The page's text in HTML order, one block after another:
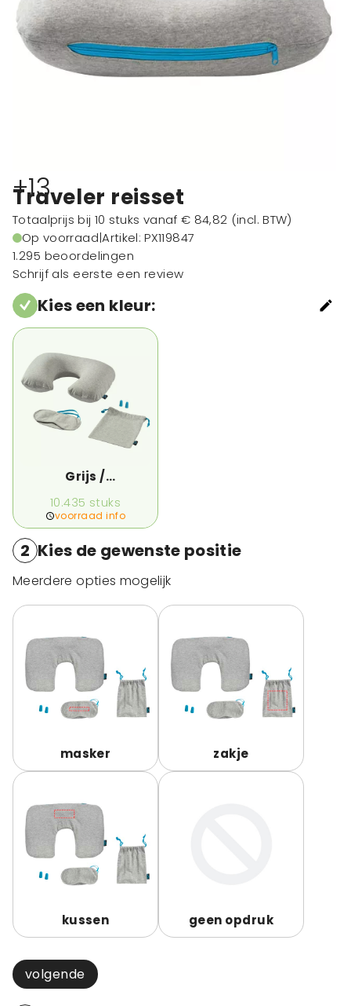
+13
Traveler reisset
Totaalprijs bij 10 stuks vanaf € 84,82 (incl. BTW)
Op voorraad|Artikel: PX119847
1.295 beoordelingen
Schrijf als eerste een review
Kies een kleur:
Grijs /
Oceaanblauw
10.435 stuks
voorraad info
2 Kies de gewenste positie
Meerdere opties mogelijk
masker zakje
kussen geen opdruk
volgende